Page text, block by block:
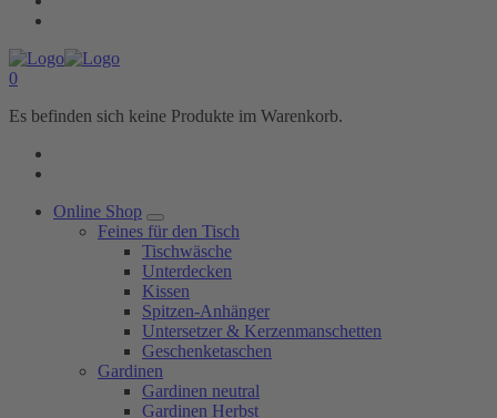
0
Es befinden sich keine Produkte im Warenkorb.
Online Shop
Feines für den Tisch
Tischwäsche
Unterdecken
Kissen
Spitzen-Anhänger
Untersetzer & Kerzenmanschetten
Geschenketaschen
Gardinen
Gardinen neutral
Gardinen Herbst